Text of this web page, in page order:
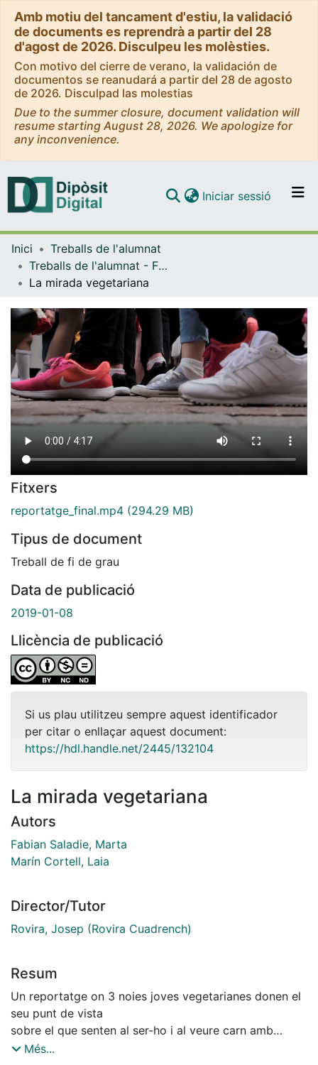
Amb motiu del tancament d'estiu, la validació
de documents es reprendrà a partir del 28
d'agost de 2026. Disculpeu les molèsties.
Con motivo del cierre de verano, la validación de
documentos se reanudará a partir del 28 de agosto
de 2026. Disculpad las molestias
Due to the summer closure, document validation will
resume starting August 28, 2026. We apologize for
any inconvenience.
Navega per tot el DD
Contacte
Iniciar sessió (current)
Inici
Treballs de l'alumnat
Treballs de l'alumnat - Facultat d'Informació i Mitjans Audiovisuals - Grau de Comunicació Audiovisual
La mirada vegetariana
Fitxers
reportatge_final.mp4 (294.29 MB)
Tipus de document
Treball de fi de grau
Data de publicació
2019-01-08
Llicència de publicació
Si us plau utilitzeu sempre aquest identificador
per citar o enllaçar aquest document:
https://hdl.handle.net/2445/132104
La mirada vegetariana
Autors
Fabian Saladie, Marta
Marín Cortell, Laia
Director/Tutor
Rovira, Josep (Rovira Cuadrench)
Resum
Un reportatge on 3 noies joves vegetarianes donen el
seu punt de vista
sobre el que senten al ser-ho i al veure carn amb
l’entrevista d’una
Més...